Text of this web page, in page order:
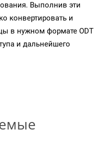
Выполнив эти
конвертировать и
в нужном формате ODT
и дальнейшего